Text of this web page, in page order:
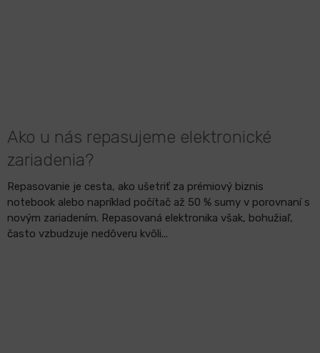
Ako u nás repasujeme elektronické
zariadenia?
Repasovanie je cesta, ako ušetriť za prémiový biznis
notebook alebo napríklad počítač až 50 % sumy v porovnaní s
novým zariadením. Repasovaná elektronika však, bohužiaľ,
často vzbudzuje nedôveru kvôli...